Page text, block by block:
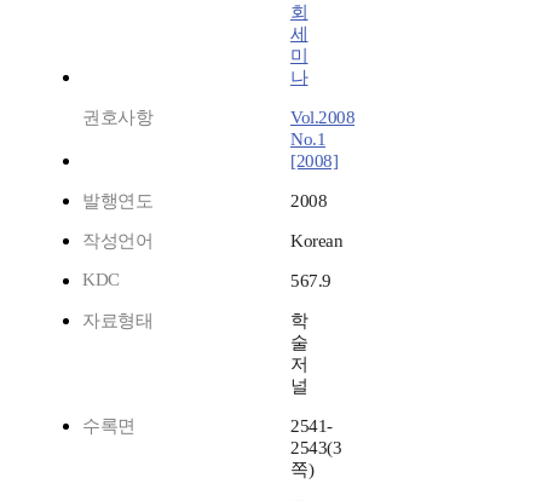
회
세
미
나
권호사항
Vol.2008
No.1
[2008]
발행연도 2008
작성언어
Korean
KDC
567.9
자료형태
학
술
저
널
수록면
2541-
2543(3
쪽)